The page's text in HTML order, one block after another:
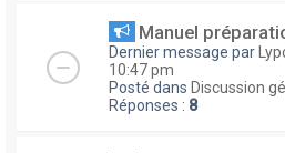
Manuel
Dernier message par
10:47 pm
Posté dans Discussion
Réponses : 8